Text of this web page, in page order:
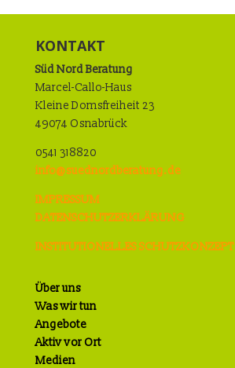
KONTAKT
Süd Nord Beratung
Marcel-Callo-Haus
Kleine Domsfreiheit 23
49074 Osnabrück
0541 318820
info@suednordberatung.de
IMPRESSUM
DATENSCHUTZERKLÄRUNG
INSTITUTIONELLES SCHUTZKONZEPT
Über uns
Was wir tun
Angebote
Aktiv vor Ort
Medien